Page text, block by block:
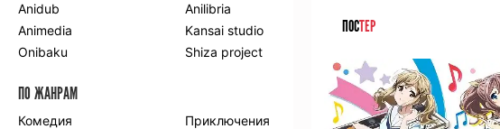
ПОСТЕР
Anidub
Anilibria
Animedia
Kansai studio
Onibaku
Shiza project
ПО ЖАНРАМ
Комедия
Приключения